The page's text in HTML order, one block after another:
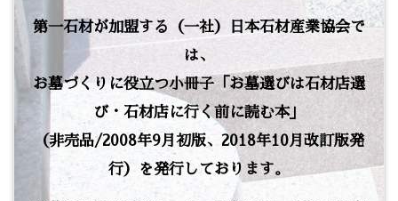
第一石材が加盟する（一社）日本石材産業協会で
は、
お墓づくりに役立つ小冊子「お墓選びは石材店選
び・石材店に行く前に読む本」
（非売品/2008年9月初版、2018年10月改訂版発
行）を発行しております。